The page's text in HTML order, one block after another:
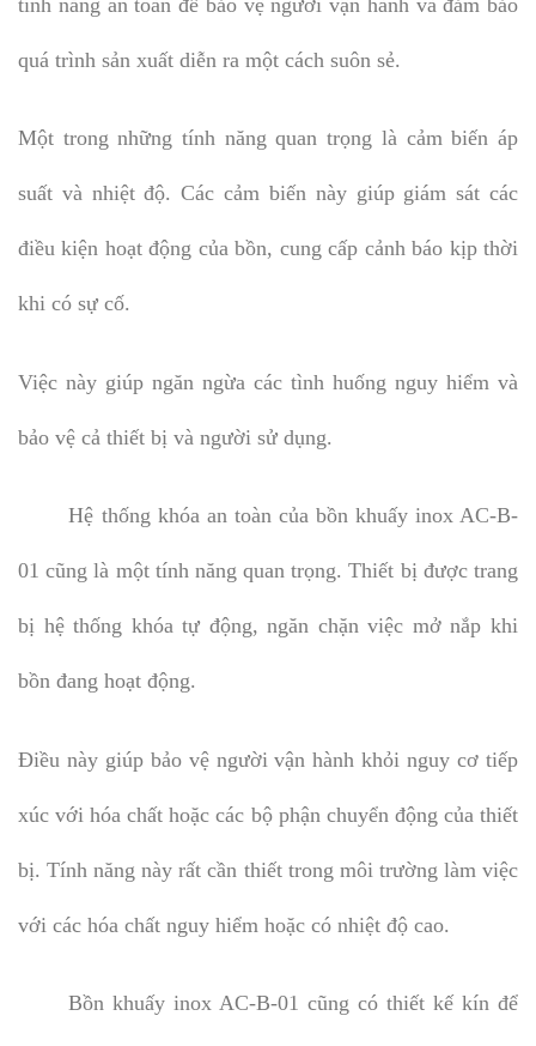
quá trình sản xuất diễn ra một cách suôn sẻ.
Một trong những tính năng quan trọng là cảm biến áp
suất và nhiệt độ. Các cảm biến này giúp giám sát các
điều kiện hoạt động của bồn, cung cấp cảnh báo kịp thời
khi có sự cố.
Việc này giúp ngăn ngừa các tình huống nguy hiểm và
bảo vệ cả thiết bị và người sử dụng.
Hệ thống khóa an toàn của bồn khuấy inox AC-B-
01 cũng là một tính năng quan trọng. Thiết bị được trang
bị hệ thống khóa tự động, ngăn chặn việc mở nắp khi
bồn đang hoạt động.
Điều này giúp bảo vệ người vận hành khỏi nguy cơ tiếp
xúc với hóa chất hoặc các bộ phận chuyển động của thiết
bị. Tính năng này rất cần thiết trong môi trường làm việc
với các hóa chất nguy hiểm hoặc có nhiệt độ cao.
Bồn khuấy inox AC-B-01 cũng có thiết kế kín để